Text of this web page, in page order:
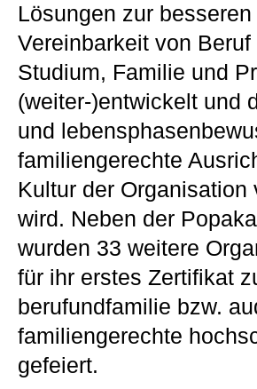
Lösungen zur besseren
Vereinbarkeit von Beruf
Studium, Familie und
(weiter-)entwickelt und
und
familiengerechte
Kultur der Organisation
wird. Neben der
wurden 33 weitere
für ihr erstes Zertifikat
berufundfamilie bzw.
familiengerechte
gefeiert.